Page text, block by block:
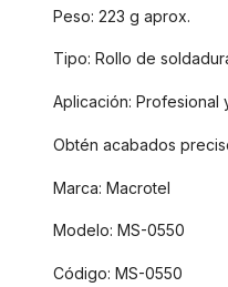
Peso: 223 g aprox.
Tipo: Rollo de
Aplicación: Profesional
Obtén acabados
Marca: Macrotel
Modelo: MS-0550
Código: MS-0550